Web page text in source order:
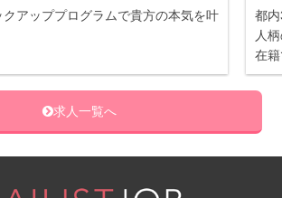
クアッププログラムで貴方の本気を叶
都
人
在
求人一覧へ